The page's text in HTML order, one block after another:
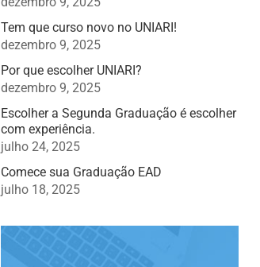
Tem que curso novo no UNIARI!
dezembro 9, 2025
Por que escolher UNIARI?
dezembro 9, 2025
Escolher a Segunda Graduação é escolher
com experiência.
julho 24, 2025
Comece sua Graduação EAD
julho 18, 2025